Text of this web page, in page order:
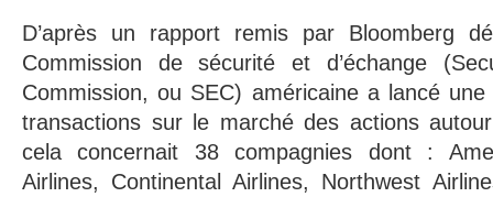
D’après un rapport remis par Bloomberg
Commission de sécurité et d’échange
Commission, ou SEC) américaine a lancé
transactions sur le marché des actions
cela concernait 38 compagnies dont :
Airlines, Continental Airlines, Northwest